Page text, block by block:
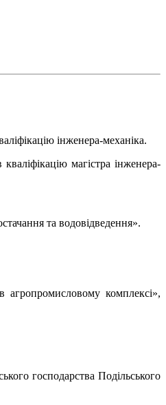
інженера-механіка.
магістра інженера-
та водовідведення».
агропромисловому комплексі»,
господарства Подільського